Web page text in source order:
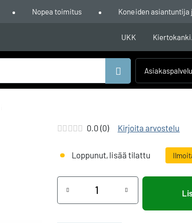
Nopea toimitus Koneiden asiantuntija
UKK
Hae
Asiakaspalvelu
0.0 (0) Kirjoita arvostelu
Loppunut, lisää tilattu
+
Määrä
-